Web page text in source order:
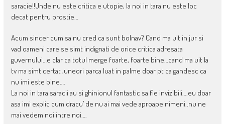
saracie!!Unde nu este critica e utopie, la noi in tara nu este loc
decat pentru prostie…
Acum sincer cum sa nu cred ca sunt bolnav? Cand ma uit in jur si
vad oameni care se simt indignati de orice critica adresata
guvernului…e clar ca totul merge foarte, foarte bine…cand ma uit la
tv ma simt certat ,uneori parca luat in palme doar pt ca gandesc ca
nu imi este bine….
La noi in tara saracii au si ghinionul fantastic sa fie invizibili….eu doar
asa imi explic cum dracu’ de nu ai mai vede aproape nimeni..nu ne
mai vedem noi intre noi….